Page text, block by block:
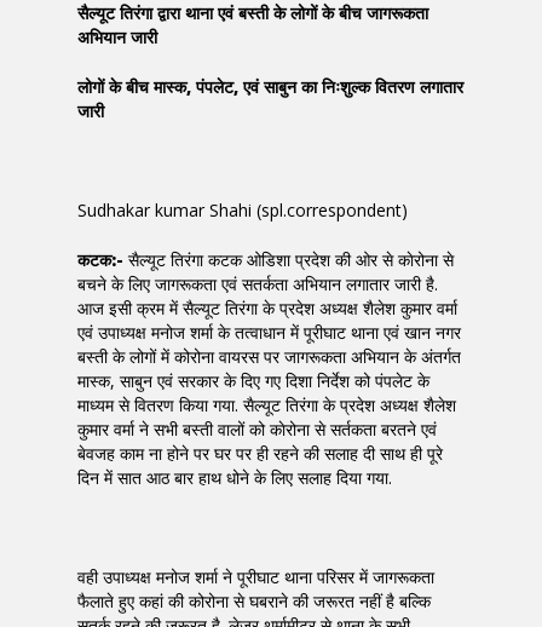
सैल्यूट तिरंगा द्वारा थाना एवं बस्ती के लोगों के बीच जागरूकता
अभियान जारी
लोगों के बीच मास्क, पंपलेट, एवं साबुन का निःशुल्क वितरण लगातार
जारी
Sudhakar kumar Shahi (spl.correspondent)
कटक:- सैल्यूट तिरंगा कटक ओडिशा प्रदेश की ओर से काेरोना से
बचने के लिए जागरूकता एवं सतर्कता अभियान लगातार जारी है.
आज इसी क्रम में सैल्यूट तिरंगा के प्रदेश अध्यक्ष शैलेश कुमार वर्मा
एवं उपाध्यक्ष मनोज शर्मा के तत्वाधान में पूरीघाट थाना एवं खान नगर
बस्ती के लोगों में कोरोना वायरस पर जागरूकता अभियान के अंतर्गत
मास्क, साबुन एवं सरकार के दिए गए दिशा निर्देश को पंपलेट के
माध्यम से वितरण किया गया. सैल्यूट तिरंगा के प्रदेश अध्यक्ष शैलेश
कुमार वर्मा ने सभी बस्ती वालों को काेरोना से सर्तकता बरतने एवं
बेवजह काम ना होने पर घर पर ही रहने की सलाह दी साथ ही पूरे
दिन में सात आठ बार हाथ धोने के लिए सलाह दिया गया.
वही उपाध्यक्ष मनोज शर्मा ने पूरीघाट थाना परिसर में जागरूकता
फैलाते हुए कहां की कोरोना से घबराने की जरूरत नहीं है बल्कि